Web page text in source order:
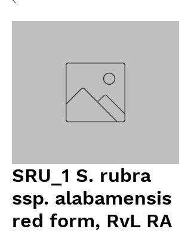
SRU_1 S. rubra
ssp. alabamensis
red form, RvL RA